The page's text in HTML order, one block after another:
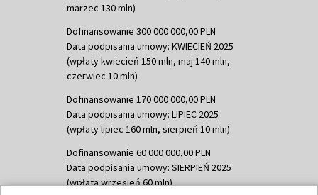
marzec 130 mln)
Dofinansowanie 300 000 000,00 PLN
Data podpisania umowy: KWIECIEŃ 2025
(wpłaty kwiecień 150 mln, maj 140 mln,
czerwiec 10 mln)
Dofinansowanie 170 000 000,00 PLN
Data podpisania umowy: LIPIEC 2025
(wpłaty lipiec 160 mln, sierpień 10 mln)
Dofinansowanie 60 000 000,00 PLN
Data podpisania umowy: SIERPIEŃ 2025
(wpłata wrzesień 60 mln)